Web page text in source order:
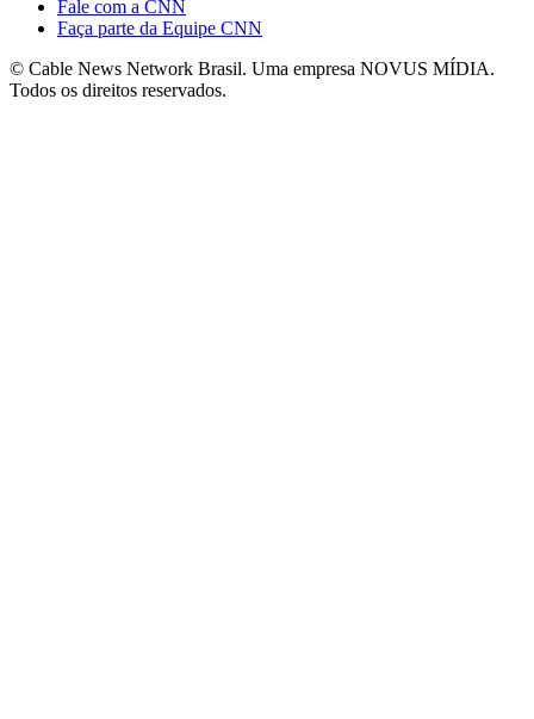
Fale com a CNN
Faça parte da Equipe CNN
© Cable News Network Brasil. Uma empresa NOVUS MÍDIA.
Todos os direitos reservados.